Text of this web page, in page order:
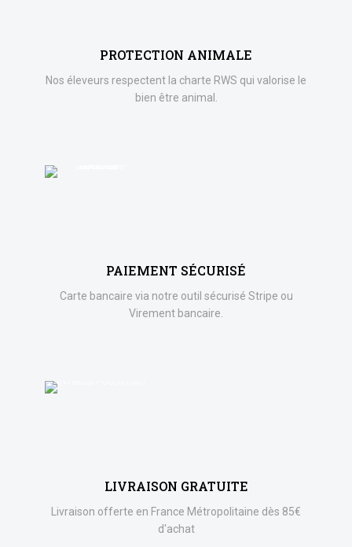
PROTECTION ANIMALE
Nos éleveurs respectent la charte RWS qui valorise le
bien être animal.
PAIEMENT SÉCURISÉ
Carte bancaire via notre outil sécurisé Stripe ou
Virement bancaire.
LIVRAISON GRATUITE
Livraison offerte en France Métropolitaine dès 85€
d'achat